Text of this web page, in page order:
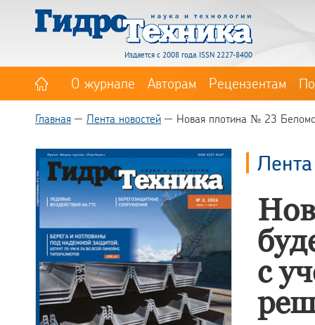
Издается с 2008 года. ISSN 2227-8400
О журнале Авторам Рецензентам
Главная Лента новостей Новая плотина № 23
с